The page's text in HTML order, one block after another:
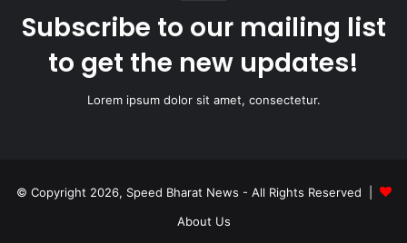
Subscribe to our mailing list
to get the new updates!
Lorem ipsum dolor sit amet, consectetur.
© Copyright 2026, Speed Bharat News - All Rights Reserved |
About Us